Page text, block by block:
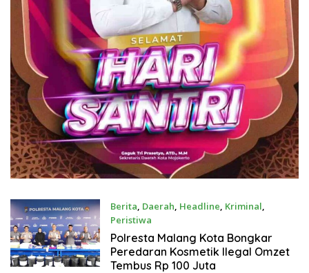
Berita, Daerah, Headline, Kriminal,
Peristiwa
Juli 17, 2026
Polresta Malang Kota Bongkar
Peredaran Kosmetik Ilegal Omzet
Tembus Rp 100 Juta